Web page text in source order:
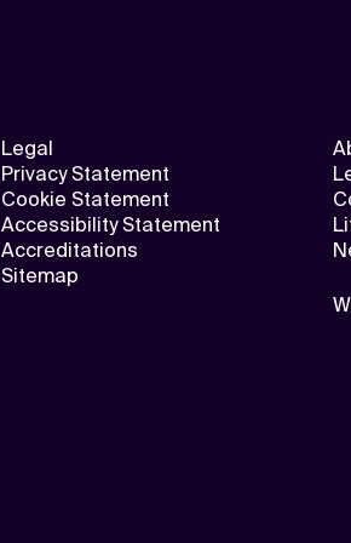
Legal
Privacy Statement
Cookie Statement
Accessibility Statement
Accreditations
Sitemap